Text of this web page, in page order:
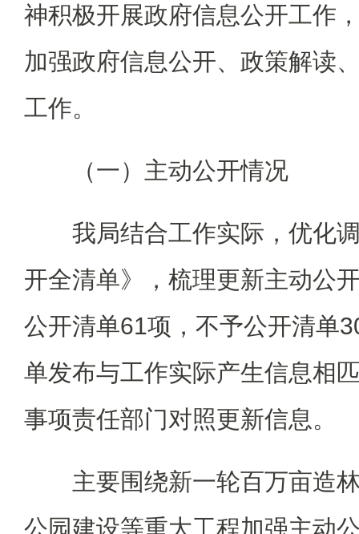
神积极开展政府信息公开工作
加强政府信息公开、政策解读
工作。
（一）主动公开情况
我局结合工作实际，优化调
开全清单》，梳理更新主动公
公开清单61项，不予公开清单
单发布与工作实际产生信息相
事项责任部门对照更新信息。
主要围绕新一轮百万亩造林
公园建设等重大工程加强主动